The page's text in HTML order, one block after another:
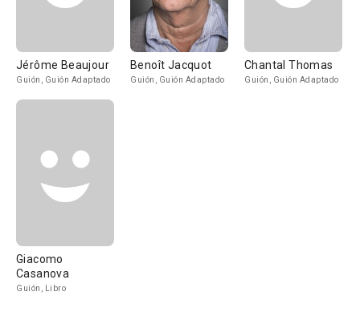
Jérôme Beaujour
Guión, Guión Adaptado
Benoît Jacquot
Guión, Guión Adaptado
Chantal Thomas
Guión, Guión Adaptado
Giacomo
Casanova
Guión, Libro